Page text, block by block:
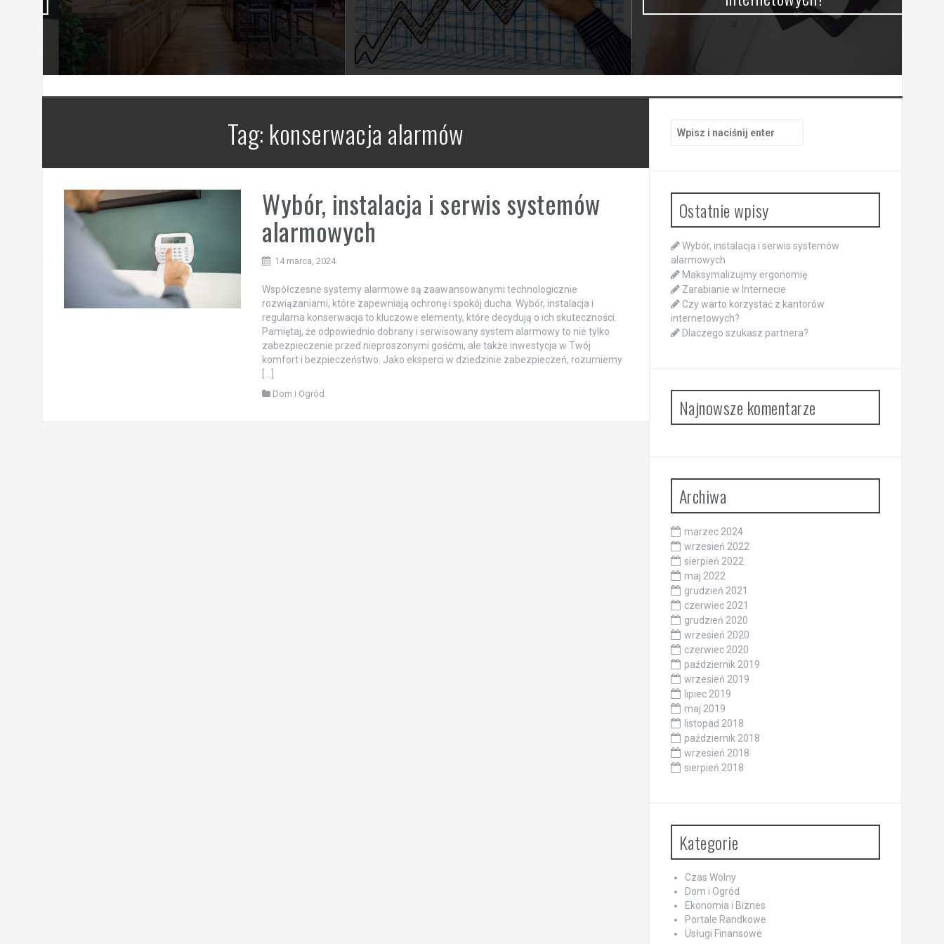
Tag: konserwacja alarmów
Wybór, instalacja i serwis systemów
alarmowych
14 marca, 2024
Współczesne systemy alarmowe są zaawansowanymi technologicznie
rozwiązaniami, które zapewniają ochronę i spokój ducha. Wybór, instalacja i
regularna konserwacja to kluczowe elementy, które decydują o ich skuteczności.
Pamiętaj, że odpowiednio dobrany i serwisowany system alarmowy to nie tylko
zabezpieczenie przed nieproszonymi gośćmi, ale także inwestycja w Twój
komfort i bezpieczeństwo. Jako eksperci w dziedzinie zabezpieczeń, rozumiemy
Dom i Ogród
Ostatnie wpisy
Wybór, instalacja i serwis systemów
alarmowych
Maksymalizujmy ergonomię
Zarabianie w Internecie
Czy warto korzystać z kantorów
internetowych?
Dlaczego szukasz partnera?
Najnowsze komentarze
Archiwa
marzec 2024
wrzesień 2022
sierpień 2022
maj 2022
grudzień 2021
czerwiec 2021
grudzień 2020
wrzesień 2020
czerwiec 2020
październik 2019
wrzesień 2019
lipiec 2019
maj 2019
listopad 2018
październik 2018
wrzesień 2018
sierpień 2018
Kategorie
Czas Wolny
Dom i Ogród
Ekonomia i Biznes
Portale Randkowe
Usługi Finansowe